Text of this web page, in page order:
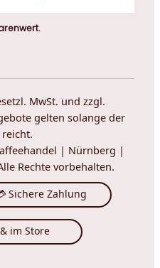
MwSt. und zzgl.
gelten solange der
| Nürnberg |
Rechte vorbehalten.
Sichere Zahlung
im Store